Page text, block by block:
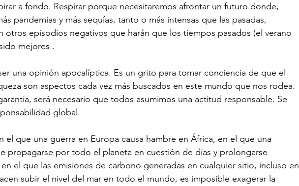
a fondo. Respirar porque necesitaremos afrontar un futuro donde,
pandemias y más sequías, tanto o más intensas que las pasadas,
otros episodios negativos que harán que los tiempos pasados ​​(el verano
mejores .
una opinión apocalíptica. Es un grito para tomar conciencia de que el
son aspectos cada vez más buscados en este mundo que nos rodea.
será necesario que todos asumimos una actitud responsable. Se
global.
el que una guerra en Europa causa hambre en África, en el que una
propagarse por todo el planeta en cuestión de días y prolongarse
el que las emisiones de carbono generadas en cualquier sitio, incluso en
subir el nivel del mar en todo el mundo, es imposible exagerar la